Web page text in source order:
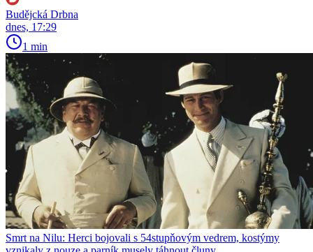
Budějcká Drbna
dnes, 17:29
1 min
Smrt na Nilu: Herci bojovali s 54stupňovým vedrem, kostýmy